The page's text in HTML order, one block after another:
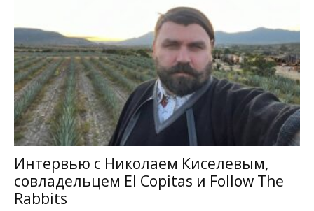
Интервью с Николаем Киселевым,
совладельцем El Copitas и Follow The
Rabbits